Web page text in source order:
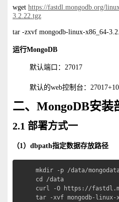
wget https://fastdl.mongodb.org/
3.2.22.tgz
tar -zxvf mongodb-linux-x86_64-
运行MongoDB
默认端口：27017
默认的web控制台：
二、MongoDB安装
2.1 部署方式一
（1）dbpath指定数据存放路径
mkdir -p /data/
cd /data
curl -O https://
tar -xvf mongodb-